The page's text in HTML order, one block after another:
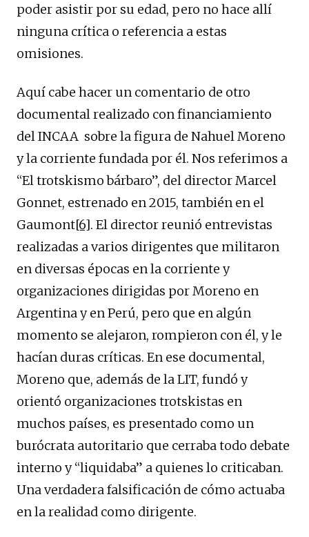
poder asistir por su edad, pero no hace allí
ninguna crítica o referencia a estas
omisiones.
Aquí cabe hacer un comentario de otro
documental realizado con financiamiento
del INCAA sobre la figura de Nahuel Moreno
y la corriente fundada por él. Nos referimos a
“El trotskismo bárbaro”, del director Marcel
Gonnet, estrenado en 2015, también en el
Gaumont[6]. El director reunió entrevistas
realizadas a varios dirigentes que militaron
en diversas épocas en la corriente y
organizaciones dirigidas por Moreno en
Argentina y en Perú, pero que en algún
momento se alejaron, rompieron con él, y le
hacían duras críticas. En ese documental,
Moreno que, además de la LIT, fundó y
orientó organizaciones trotskistas en
muchos países, es presentado como un
burócrata autoritario que cerraba todo debate
interno y “liquidaba” a quienes lo criticaban.
Una verdadera falsificación de cómo actuaba
en la realidad como dirigente.